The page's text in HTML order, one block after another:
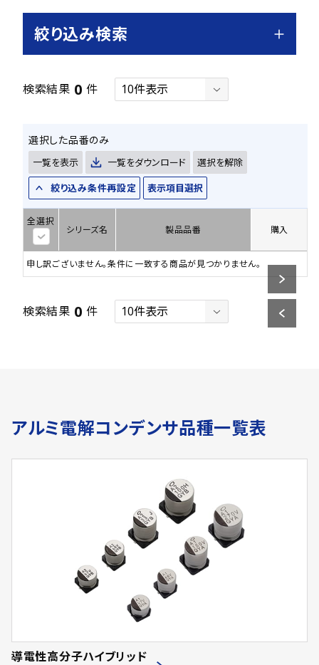
絞り込み検索
検索結果 0 件
選択した品番のみ
一覧を表示 一覧をダウンロード
選択を解除
絞り込み条件再設定
表示項目選択
全選択
シリーズ名 製品品番 購入
申し訳ございません。条件に一致する商品が見つかりません。
検索結果 0 件
アルミ電解コンデンサ品種一覧表
導電性高分子ハイブリッド